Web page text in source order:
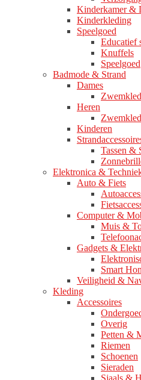
Kinderkamer &
Kinderkleding
Speelgoed
Educatief
Knuffels
Speelgoed
Badmode & Strand
Dames
Heren
Kinderen
Tassen &
Elektronica &
Auto & Fiets
Computer &
Muis &
Gadgets &
Smart
Veiligheid &
Kleding
Accessoires
Overig
Petten &
Riemen
Schoenen
Sieraden
Sjaals &